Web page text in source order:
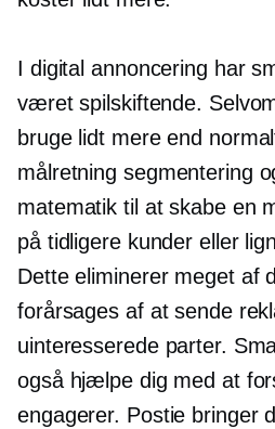
I digital annoncering har
væretspilskiftende.
bruge lidt mere end
målretning segmentering
matematik til at skabe en
på tidligere kunder eller
Dette eliminerer meget af
forårsages af at sende
uinteresserede parter.
også hjælpe dig med at
engagerer. Postie bringer